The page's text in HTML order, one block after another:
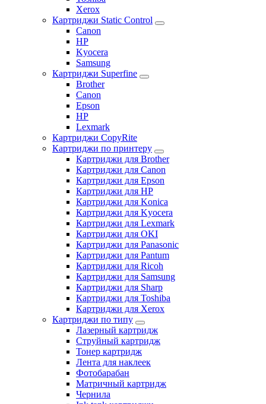
Xerox
Картриджи Static Control
Canon
HP
Kyocera
Samsung
Картриджи Superfine
Brother
Canon
Epson
HP
Lexmark
Картриджи CopyRite
Картриджи по принтеру
Картриджи для Brother
Картриджи для Canon
Картриджи для Epson
Картриджи для HP
Картриджи для Konica
Картриджи для Kyocera
Картриджи для Lexmark
Картриджи для OKI
Картриджи для Panasonic
Картриджи для Pantum
Картриджи для Ricoh
Картриджи для Samsung
Картриджи для Sharp
Картриджи для Toshiba
Картриджи для Xerox
Картриджи по типу
Лазерный картридж
Струйный картридж
Тонер картридж
Лента для наклеек
Фотобарабан
Матричный картридж
Чернила